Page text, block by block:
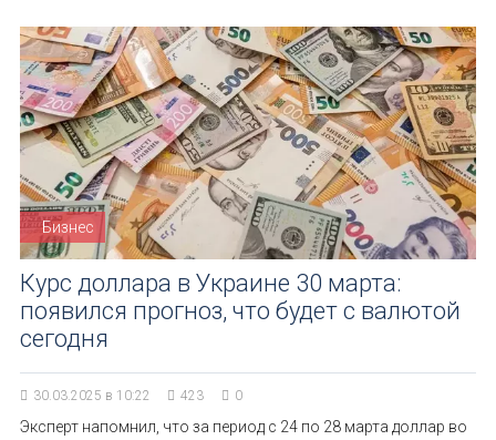
Бизнес
Курс доллара в Украине 30 марта:
появился прогноз, что будет с валютой
сегодня
30.03.2025 в 10:22 423 0
Эксперт напомнил, что за период с 24 по 28 марта доллар во